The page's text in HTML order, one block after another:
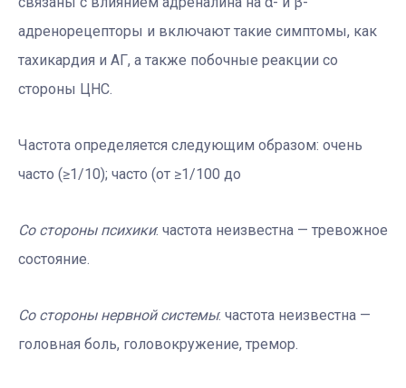
адренорецепторы и включают такие симптомы, как
тахикардия и АГ, а также побочные реакции со
стороны ЦНС.
Частота определяется следующим образом: очень
часто (≥1/10); часто (от ≥1/100 до
Со стороны психики: частота неизвестна — тревожное
состояние.
Со стороны нервной системы: частота неизвестна —
головная боль, головокружение, тремор.